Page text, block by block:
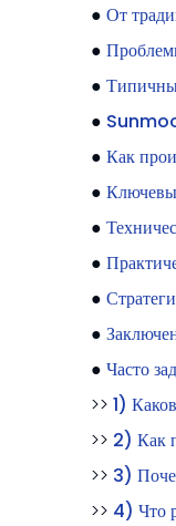
● От
●
●
●
● Как
●
●
●
●
●
● Часто
>> 1)
>> 2) Как
>> 3)
>> 4) Что